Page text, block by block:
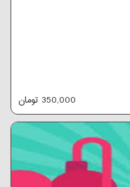
350,000 تومان